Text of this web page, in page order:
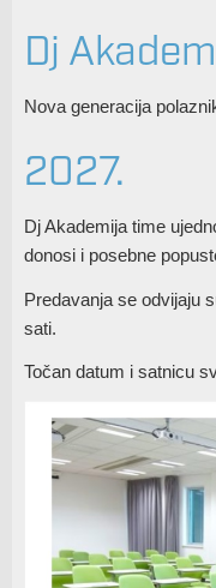
Dj
Nova generacija
2027.
Dj Akademija time
donosi i posebne
Predavanja se odvijaju
sati.
Točan datum i satnicu